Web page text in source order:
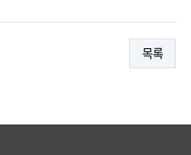
목록